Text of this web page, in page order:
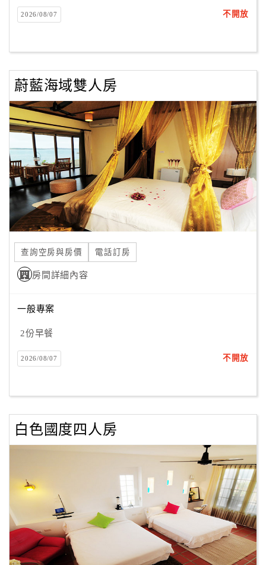
戶
客
服
聯
線
上
客
服
紅
利
查
訂
房
Q&A
旅
卡
款
收
據
2026/08/07 不開放
蔚藍海域雙人房
查詢空房與房價 電話訂房
房間詳細內容
一般專案
2份早餐
2026/08/07 不開放
白色國度四人房